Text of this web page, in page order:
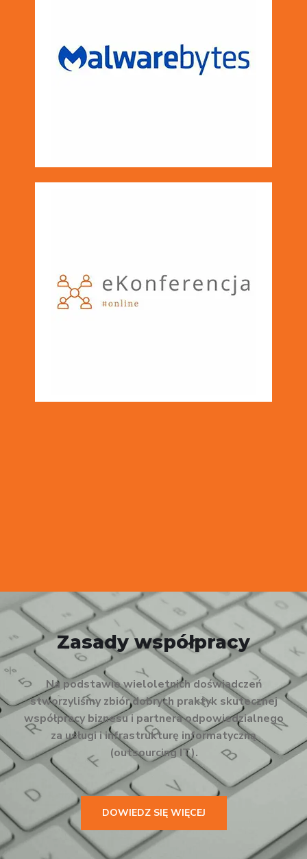
Zasady współpracy
Na podstawie wieloletnich doświadczeń
stworzyliśmy zbiór dobrych praktyk skutecznej
współpracy biznesu i partnera odpowiedzialnego
za usługi i infrastrukturę informatyczną
(outsourcing IT).
DOWIEDZ SIĘ WIĘCEJ